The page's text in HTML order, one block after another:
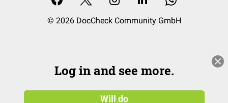
© 2026 DocCheck Community GmbH
Log in and see more.
Will do